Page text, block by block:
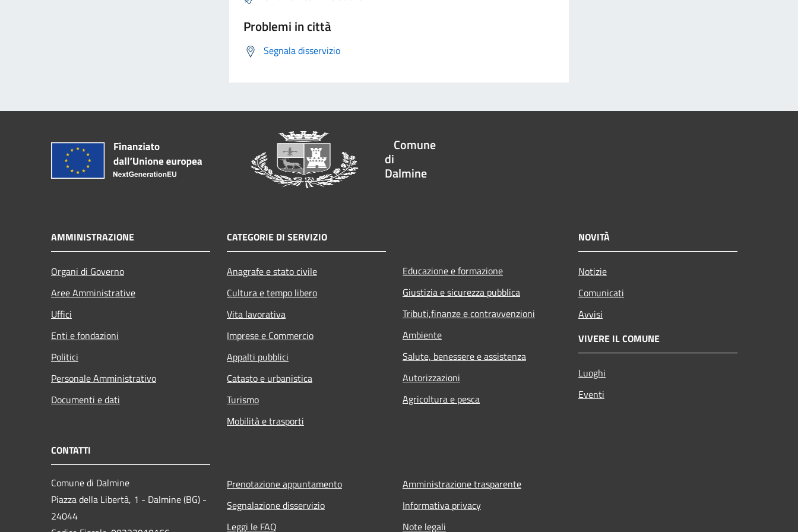
Problemi in città
Segnala disservizio
Comune
di
Dalmine
AMMINISTRAZIONE
Organi di Governo
Aree Amministrative
Uffici
Enti e fondazioni
Politici
Personale Amministrativo
Documenti e dati
CATEGORIE DI SERVIZIO
Anagrafe e stato civile
Cultura e tempo libero
Vita lavorativa
Imprese e Commercio
Appalti pubblici
Catasto e urbanistica
Turismo
Mobilità e trasporti
Educazione e formazione
Giustizia e sicurezza pubblica
Tributi,finanze e contravvenzioni
Ambiente
Salute, benessere e assistenza
Autorizzazioni
Agricoltura e pesca
NOVITÀ
Notizie
Comunicati
Avvisi
VIVERE IL COMUNE
Luoghi
Eventi
CONTATTI
Comune di Dalmine
Piazza della Libertà, 1 - Dalmine (BG) -
24044
Prenotazione appuntamento
Segnalazione disservizio
Leggi le FAQ
Amministrazione trasparente
Informativa privacy
Note legali